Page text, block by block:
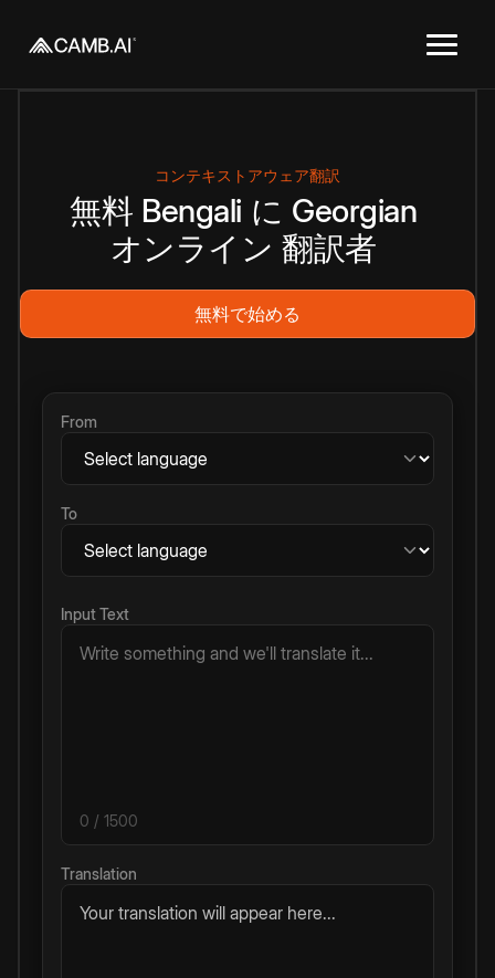
コンテキストアウェア翻訳
無料 Bengali に Georgian
オンライン 翻訳者
無料で始める
From
To
Input Text
0 / 1500
Translation
Your translation will appear here...